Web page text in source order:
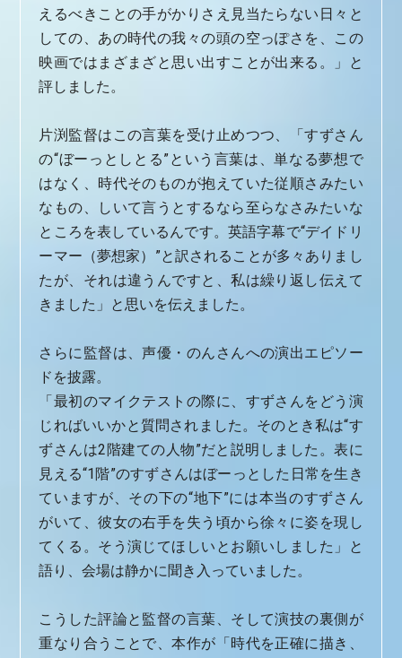
えるべきことの手がかりさえ見当たらない日々と
しての、あの時代の我々の頭の空っぽさを、この
映画ではまざまざと思い出すことが出来る。」と
評しました。
片渕監督はこの言葉を受け止めつつ、「すずさん
の“ぼーっとしとる”という言葉は、単なる夢想で
はなく、時代そのものが抱えていた従順さみたい
なもの、しいて言うとするなら至らなさみたいな
ところを表しているんです。英語字幕で“デイドリ
ーマー（夢想家）”と訳されることが多々ありまし
たが、それは違うんですと、私は繰り返し伝えて
きました」と思いを伝えました。
さらに監督は、声優・のんさんへの演出エピソー
ドを披露。
「最初のマイクテストの際に、すずさんをどう演
じればいいかと質問されました。そのとき私は“す
ずさんは2階建ての人物”だと説明しました。表に
見える“1階”のすずさんはぼーっとした日常を生き
ていますが、その下の“地下”には本当のすずさん
がいて、彼女の右手を失う頃から徐々に姿を現し
てくる。そう演じてほしいとお願いしました」と
語り、会場は静かに聞き入っていました。
こうした評論と監督の言葉、そして演技の裏側が
重なり合うことで、本作が「時代を正確に描き、